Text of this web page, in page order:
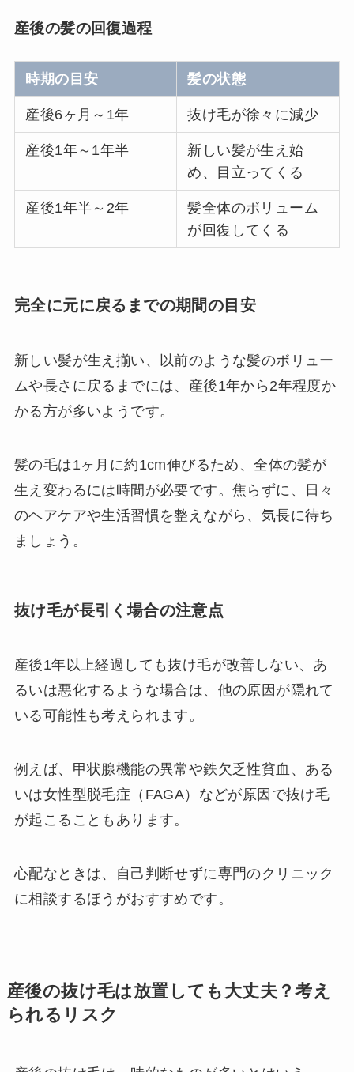
産後の髪の回復過程
時期の目安 髪の状態
産後6ヶ月～1年 抜け毛が徐々に減少
産後1年～1年半
新しい髪が生え始
め、目立ってくる
産後1年半～2年
髪全体のボリューム
が回復してくる
完全に元に戻るまでの期間の目安
新しい髪が生え揃い、以前のような髪のボリュー
ムや長さに戻るまでには、産後1年から2年程度か
かる方が多いようです。
髪の毛は1ヶ月に約1cm伸びるため、全体の髪が
生え変わるには時間が必要です。焦らずに、日々
のヘアケアや生活習慣を整えながら、気長に待ち
ましょう。
抜け毛が長引く場合の注意点
産後1年以上経過しても抜け毛が改善しない、あ
るいは悪化するような場合は、他の原因が隠れて
いる可能性も考えられます。
例えば、甲状腺機能の異常や鉄欠乏性貧血、ある
いは女性型脱毛症（FAGA）などが原因で抜け毛
が起こることもあります。
心配なときは、自己判断せずに専門のクリニック
に相談するほうがおすすめです。
産後の抜け毛は放置しても大丈夫？考え
られるリスク